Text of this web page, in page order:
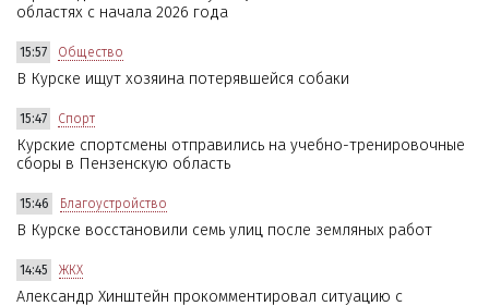
областях с начала 2026 года
15:57 Общество
В Курске ищут хозяина потерявшейся собаки
15:47 Спорт
Курские спортсмены отправились на учебно-тренировочные
сборы в Пензенскую область
15:46 Благоустройство
В Курске восстановили семь улиц после земляных работ
14:45 ЖКХ
Александр Хинштейн прокомментировал ситуацию с